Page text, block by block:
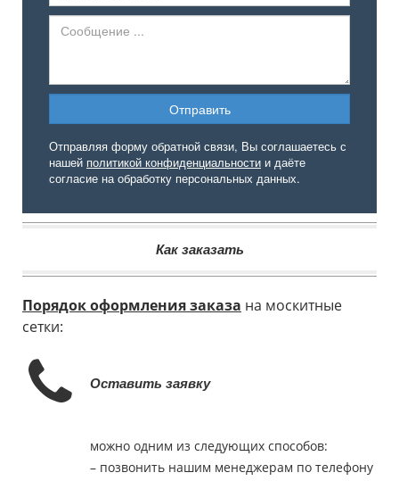
Отправляя форму обратной связи, Вы соглашаетесь с
нашей политикой конфиденциальности и даёте
согласие на обработку персональных данных.
Как заказать
Порядок оформления заказа на москитные
сетки:
Оставить заявку
можно одним из следующих способов:
– позвонить нашим менеджерам по телефону